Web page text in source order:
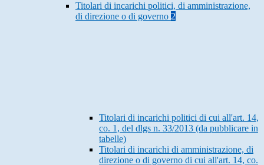
Titolari di incarichi politici, di amministrazione,
di direzione o di governo 2
Titolari di incarichi politici di cui all'art. 14,
co. 1, del dlgs n. 33/2013 (da pubblicare in
tabelle)
Titolari di incarichi di amministrazione, di
direzione o di governo di cui all'art. 14, co.